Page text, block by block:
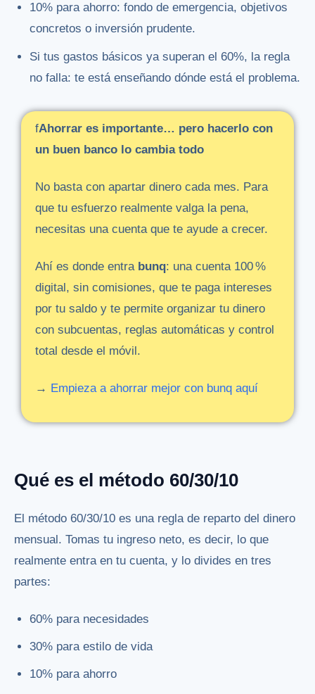
10% para ahorro: fondo de emergencia, objetivos
concretos o inversión prudente.
Si tus gastos básicos ya superan el 60%, la regla
no falla: te está enseñando dónde está el problema.
fAhorrar es importante… pero hacerlo con
un buen banco lo cambia todo
No basta con apartar dinero cada mes. Para
que tu esfuerzo realmente valga la pena,
necesitas una cuenta que te ayude a crecer.
Ahí es donde entra bunq: una cuenta 100 %
digital, sin comisiones, que te paga intereses
por tu saldo y te permite organizar tu dinero
con subcuentas, reglas automáticas y control
total desde el móvil.
→ Empieza a ahorrar mejor con bunq aquí
Qué es el método 60/30/10
El método 60/30/10 es una regla de reparto del dinero
mensual. Tomas tu ingreso neto, es decir, lo que
realmente entra en tu cuenta, y lo divides en tres
partes:
60% para necesidades
30% para estilo de vida
10% para ahorro